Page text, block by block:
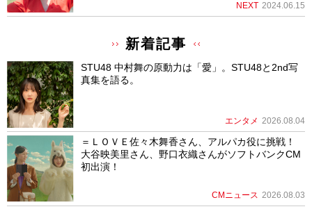
NEXT 2024.06.15
新着記事
STU48 中村舞の原動力は「愛」。STU48と2nd写
真集を語る。
エンタメ 2026.08.04
＝ＬＯＶＥ佐々木舞香さん、アルパカ役に挑戦！
大谷映美里さん、野口衣織さんがソフトバンクCM
初出演！
CMニュース 2026.08.03